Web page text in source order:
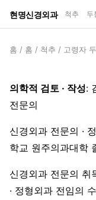
현명신경외과 척추 두
홈 / 홈 / 척추 / 고령자
의학적 검토 · 작성:
전문의
신경외과 전문의 ·
학교 원주의과대학
신경외과 전문의 취
· 정형외과 전임의